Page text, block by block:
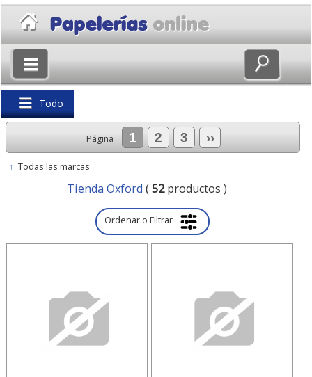
Todo
Volver
Página 1 2 3 ››
↑ Todas las marcas
Tienda Oxford (52productos )
Ordenar o Filtrar